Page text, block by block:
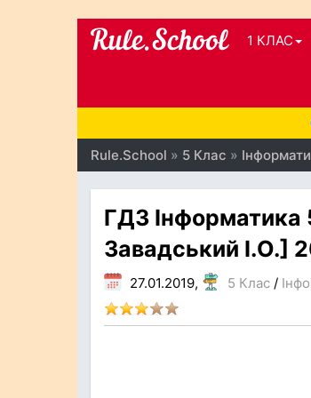
1 КЛАС
Rule.School » 5 Клас »
ГДЗ Інформатика
Завадський І.О.]
27.01.2019, 5 Клас /